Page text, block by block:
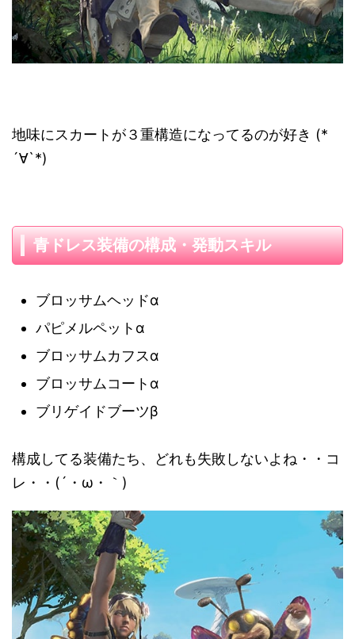
地味にスカートが３重構造になってるのが好き (*
´∀`*)
青ドレス装備の構成・発動スキル
ブロッサムヘッドα
パピメルペットα
ブロッサムカフスα
ブロッサムコートα
ブリゲイドブーツβ
構成してる装備たち、どれも失敗しないよね・・コ
レ・・(´・ω・｀)